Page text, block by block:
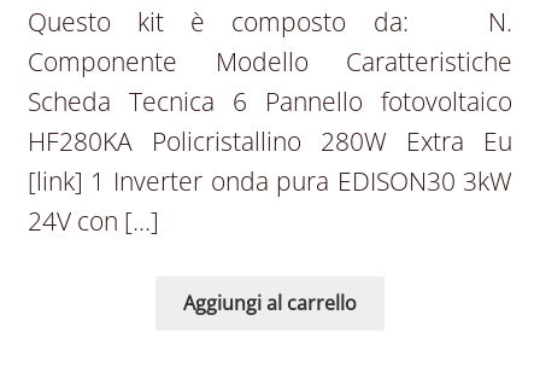
Questo kit è composto da: N.
Componente Modello Caratteristiche
Scheda Tecnica 6 Pannello fotovoltaico
HF280KA Policristallino 280W Extra Eu
[link] 1 Inverter onda pura EDISON30 3kW
24V con […]
Aggiungi al carrello